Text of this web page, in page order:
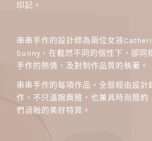
印記。
串串手作的設計師為兩位女孩
Sunny，在截然不同的個性下，卻同
手作的熱情，及對制作品質的執著。
串串手作的每項作品，全部經由設計
作，不只溫婉典雅，也兼具時尚簡約
們涵融的美好特質。